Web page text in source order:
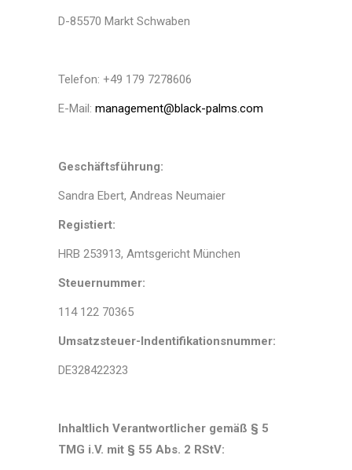
D-85570 Markt Schwaben
Telefon: +49 179 7278606
E-Mail: management@black-palms.com
Geschäftsführung:
Sandra Ebert, Andreas Neumaier
Registiert:
HRB 253913, Amtsgericht München
Steuernummer:
114 122 70365
Umsatzsteuer-Indentifikationsnummer:
DE328422323
Inhaltlich Verantwortlicher gemäß § 5
TMG i.V. mit § 55 Abs. 2 RStV: